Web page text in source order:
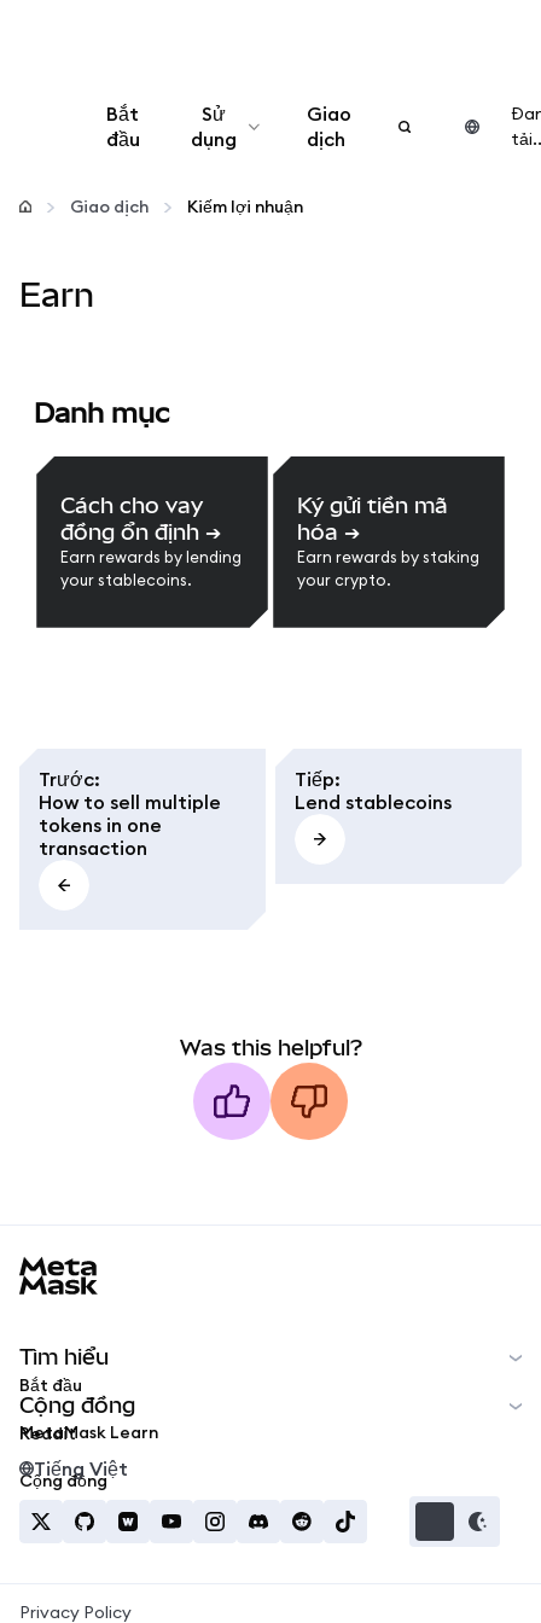
Bắt
đầu
Sử
dụng
Cấu hình
Đảm bảo an toàn
Giao
dịch
Giao dịch Kiếm lợi nhuận
Earn
Danh mục
Cách cho vay
đồng ổn định ➔
Earn rewards by lending
your stablecoins.
Ký gửi tiền mã
hóa ➔
Earn rewards by staking
your crypto.
Trước:
How to sell multiple
tokens in one
transaction
Tiếp:
Lend stablecoins
Was this helpful?
Tìm hiểu
Bắt đầu
MetaMask Learn
Cộng đồng
Reddit
Cộng đồng
Tiếng Việt
Privacy Policy